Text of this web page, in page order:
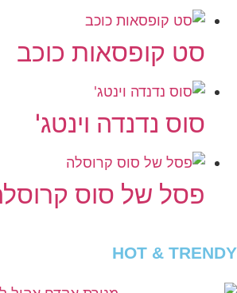
סט קופסאות כוכב
סוס נדנדה וינטג'
פסל של סוס
HOT & TRENDY